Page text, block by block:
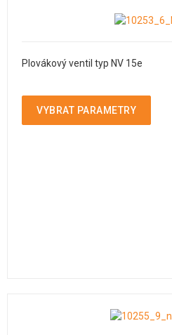
Plovákový ventil typ NV 15e
VYBRAT PARAMETRY